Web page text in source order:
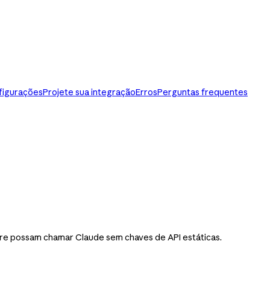
Projete sua integraçãoErrosPerguntas frequentes
chamar Claude sem chaves de API estáticas.